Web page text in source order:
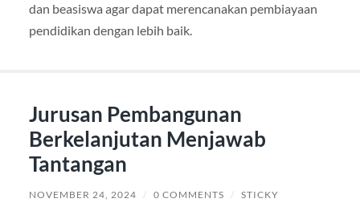
dan beasiswa agar dapat merencanakan pembiayaan
pendidikan dengan lebih baik.
Jurusan Pembangunan
Berkelanjutan Menjawab
Tantangan
NOVEMBER 24, 2024 / 0 COMMENTS / STICKY